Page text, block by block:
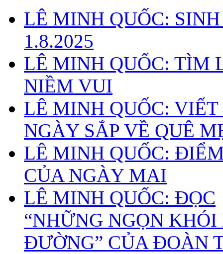
LÊ MINH QUỐC:
1.8.2025
LÊ MINH QUỐC: TÌM
NIỀM VUI
LÊ MINH QUỐC: VIẾT
NGÀY SẮP VỀ QUÊ
LÊ MINH QUỐC:
CỦA NGÀY MAI
LÊ MINH QUỐC: ĐỌC
“NHỮNG NGỌN KHÓI
ĐƯỜNG” CỦA ĐOÀN